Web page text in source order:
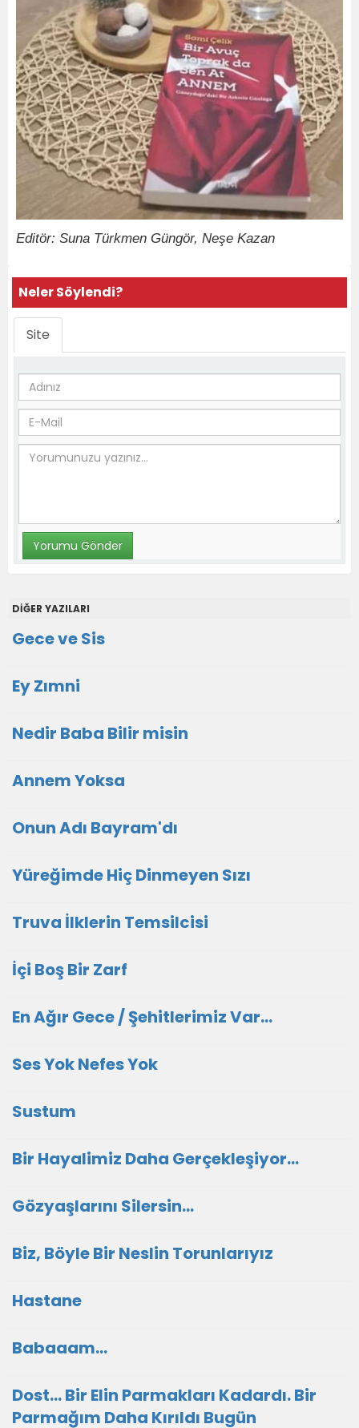
Editör: Suna Türkmen Güngör, Neşe Kazan
Neler Söylendi?
Site
DİĞER YAZILARI
Gece ve Sis
Ey Zımni
Nedir Baba Bilir misin
Annem Yoksa
Onun Adı Bayram'dı
Yüreğimde Hiç Dinmeyen Sızı
Truva İlklerin Temsilcisi
İçi Boş Bir Zarf
En Ağır Gece / Şehitlerimiz Var...
Ses Yok Nefes Yok
Sustum
Bir Hayalimiz Daha Gerçekleşiyor...
Gözyaşlarını Silersin...
Biz, Böyle Bir Neslin Torunlarıyız
Hastane
Babaaam...
Dost... Bir Elin Parmakları Kadardı. Bir
Parmağım Daha Kırıldı Bugün